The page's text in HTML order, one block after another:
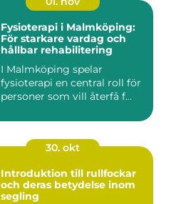
Fysioterapi i Malmköping:
För starkare vardag och
hållbar rehabilitering
I Malmköping spelar
fysioterapi en central roll för
personer som vill återfå f...
30. okt
Introduktion till rullfockar
och deras betydelse inom
segling